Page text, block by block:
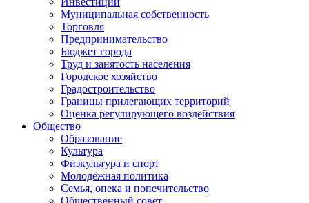
Муниципальная собственность
Торговля
Предпринимательство
Бюджет города
Труд и занятость населения
Городское хозяйство
Градостроительство
Границы прилегающих территорий
Оценка регулирующего воздействия
Общество
Образование
Культура
Физкультура и спорт
Молодёжная политика
Семья, опека и попечительство
Общественный совет